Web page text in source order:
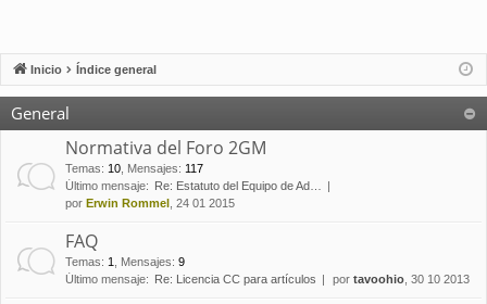
Inicio Índice general
General
Normativa del Foro 2GM
Temas: 10 Mensajes: 117
Último mensaje:
Re: Estatuto del Equipo de Ad…
por Erwin Rommel , 24 01 2015
FAQ
Temas: 1 Mensajes: 9
Último mensaje:
Re: Licencia CC para artículos por tavoohio , 30 10 2013